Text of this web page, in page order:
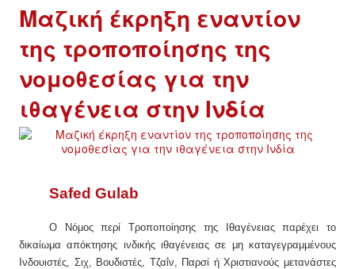
Μαζική έκρηξη εναντίον
της τροποποίησης της
νομοθεσίας για την
ιθαγένεια στην Ινδία
Safed Gulab
Ο Νόμος περί Τροποποίησης της Ιθαγένειας παρέχει το
δικαίωμα απόκτησης ινδικής ιθαγένειας σε μη καταγεγραμμένους
Ινδουιστές, Σιχ, Βουδιστές, Τζαΐν, Παρσί ή Χριστιανούς μετανάστες